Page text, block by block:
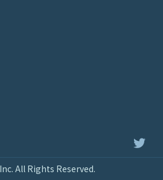
All Rights Reserved.